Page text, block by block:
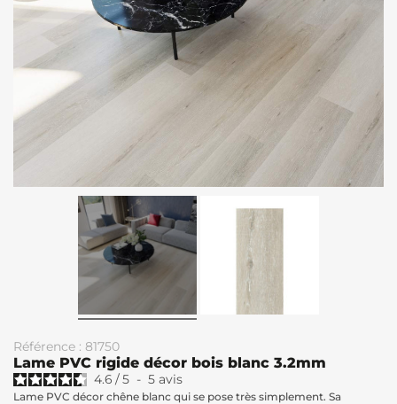
Référence : 81750
Lame PVC rigide décor bois blanc 3.2mm
4.6 /5 - 5 avis
Lame PVC décor chêne blanc qui se pose très simplement. Sa